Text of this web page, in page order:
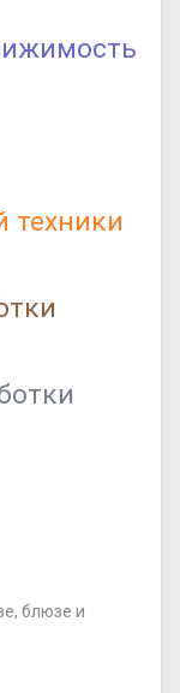
техники
блюзе и